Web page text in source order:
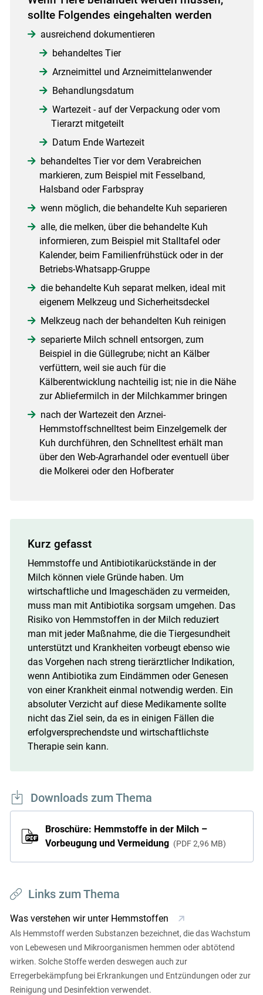
sollte Folgendes eingehalten werden
ausreichend dokumentieren
behandeltes Tier
Arzneimittel und Arzneimittelanwender
Behandlungsdatum
Wartezeit - auf der Verpackung oder vom
Tierarzt mitgeteilt
Datum Ende Wartezeit
behandeltes Tier vor dem Verabreichen
markieren, zum Beispiel mit Fesselband,
Halsband oder Farbspray
wenn möglich, die behandelte Kuh separieren
alle, die melken, über die behandelte Kuh
informieren, zum Beispiel mit Stalltafel oder
Kalender, beim Familienfrühstück oder in der
Betriebs-Whatsapp-Gruppe
die behandelte Kuh separat melken, ideal mit
eigenem Melkzeug und Sicherheitsdeckel
Melkzeug nach der behandelten Kuh reinigen
separierte Milch schnell entsorgen, zum
Beispiel in die Güllegrube; nicht an Kälber
verfüttern, weil sie auch für die
Kälberentwicklung nachteilig ist; nie in die Nähe
zur Abliefermilch in der Milchkammer bringen
nach der Wartezeit den Arznei-
Hemmstoffschnelltest beim Einzelgemelk der
Kuh durchführen, den Schnelltest erhält man
über den Web-Agrarhandel oder eventuell über
die Molkerei oder den Hofberater
Kurz gefasst
Hemmstoffe und Antibiotikarückstände in der
Milch können viele Gründe haben. Um
wirtschaftliche und Imageschäden zu vermeiden,
muss man mit Antibiotika sorgsam umgehen. Das
Risiko von Hemmstoffen in der Milch reduziert
man mit jeder Maßnahme, die die Tiergesundheit
unterstützt und Krankheiten vorbeugt ebenso wie
das Vorgehen nach streng tierärztlicher Indikation,
wenn Antibiotika zum Eindämmen oder Genesen
von einer Krankheit einmal notwendig werden. Ein
absoluter Verzicht auf diese Medikamente sollte
nicht das Ziel sein, da es in einigen Fällen die
erfolgversprechendste und wirtschaftlichste
Therapie sein kann.
Downloads zum Thema
Broschüre: Hemmstoffe in der Milch –
Vorbeugung und Vermeidung
PDF 2,96 MB
Links zum Thema
Was verstehen wir unter Hemmstoffen
Als Hemmstoff werden Substanzen bezeichnet, die das Wachstum
von Lebewesen und Mikroorganismen hemmen oder abtötend
wirken. Solche Stoffe werden deswegen auch zur
Erregerbekämpfung bei Erkrankungen und Entzündungen oder zur
Reinigung und Desinfektion verwendet.